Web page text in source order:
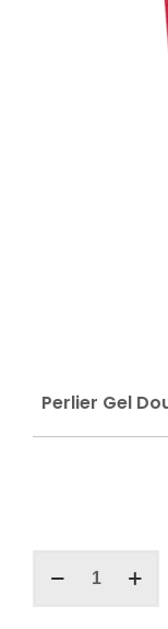
Perlier Gel